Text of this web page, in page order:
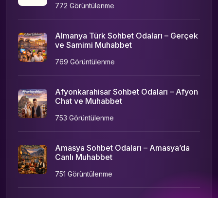
772 Görüntülenme
Almanya Türk Sohbet Odaları – Gerçek
ve Samimi Muhabbet
769 Görüntülenme
Afyonkarahisar Sohbet Odaları – Afyon
Chat ve Muhabbet
753 Görüntülenme
Amasya Sohbet Odaları – Amasya’da
Canlı Muhabbet
751 Görüntülenme